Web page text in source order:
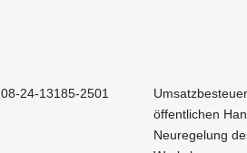
08-24-13185-2501
öffentlichen
Neuregelung